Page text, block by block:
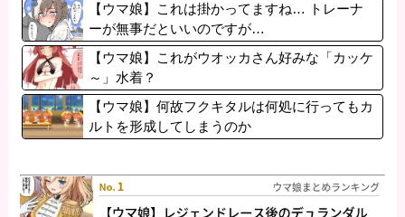
【ウマ娘】これは掛かってますね… トレーナ
ーが無事だといいのですが…
【ウマ娘】これがウオッカさん好みな「カッケ
～」水着？
【ウマ娘】何故フクキタルは何処に行ってもカ
ルトを形成してしまうのか